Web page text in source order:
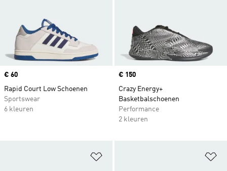
Price
€ 60
Rapid Court Low Schoenen
Sportswear
6 kleuren
Price
€ 150
Crazy Energy+
Basketbalschoenen
Performance
2 kleuren